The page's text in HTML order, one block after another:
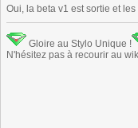
Oui, la beta v1 est sortie et
Gloire au Stylo Unique !
N'hésitez pas à recourir au